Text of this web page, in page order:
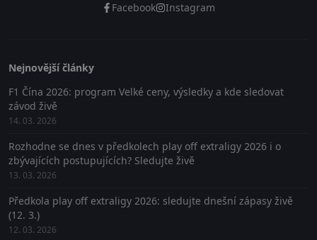
Facebook Instagram
Nejnovější články
F1 Čína 2026: program Velké ceny, výsledky a kde sledovat
závod živě
14. 03. 2026
Rozhodne se dnes v předkolech play off extraligy 2026 i o
zbývajících postupujících? Sledujte živě
13. 03. 2026
Předkola play off extraligy 2026: sledujte dnešní zápasy živě
(12. 3.)
12. 03. 2026